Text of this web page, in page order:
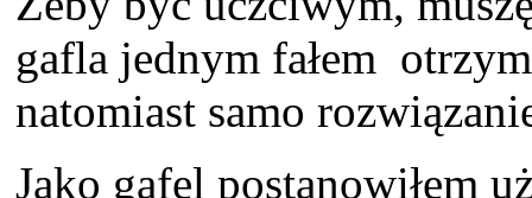
gafla jednym fałem
natomiast samo
Jako gafel postanowiłem